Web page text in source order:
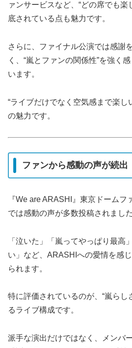
ァンサービスなど、“どの席でも楽
底されている点も魅力です。
さらに、ファイナル公演では感謝
く、“嵐とファンの関係性”を強く
います。
“ライブだけでなく空気感まで楽し
の魅力です。
ファンから感動の声が続出
『We are ARASHI』東京ドーム
では感動の声が多数投稿されました
「泣いた」「嵐ってやっぱり最高
い」など、ARASHIへの愛情を感
られます。
特に評価されているのが、“嵐らし
るライブ構成です。
派手な演出だけではなく、メンバ